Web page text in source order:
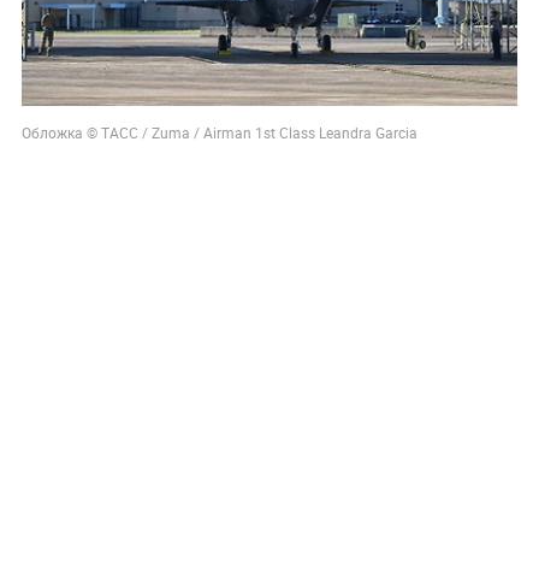
Обложка © ТАСС / Zuma / Airman 1st Class Leandra Garcia